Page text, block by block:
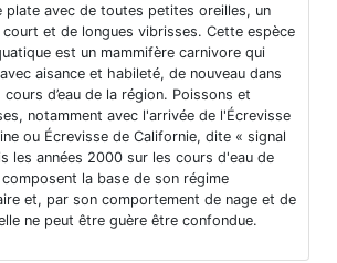
plate avec de toutes petites oreilles, un
court et de longues vibrisses. Cette espèce
est un mammifère carnivore qui
aisance et habileté, de nouveau dans
d’eau de la région. Poissons et
notamment avec l'arrivée de l'Écrevisse
ou Écrevisse de Californie, dite « signal
les années 2000 sur les cours d'eau de
la base de son régime
et, par son comportement de nage et de
ne peut être guère être confondue.